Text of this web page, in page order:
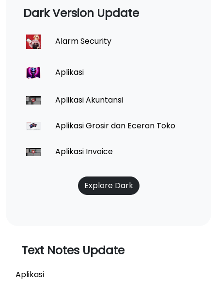
Dark Version Update
Alarm Security
Aplikasi
Aplikasi Akuntansi
Aplikasi Grosir dan Eceran Toko
Aplikasi Invoice
Explore Dark
Text Notes Update
Aplikasi